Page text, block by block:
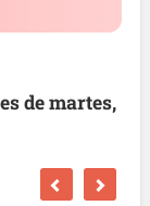
de martes,